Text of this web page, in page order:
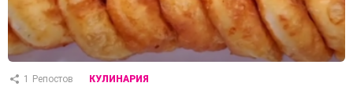
1 Репостов КУЛИНАРИЯ